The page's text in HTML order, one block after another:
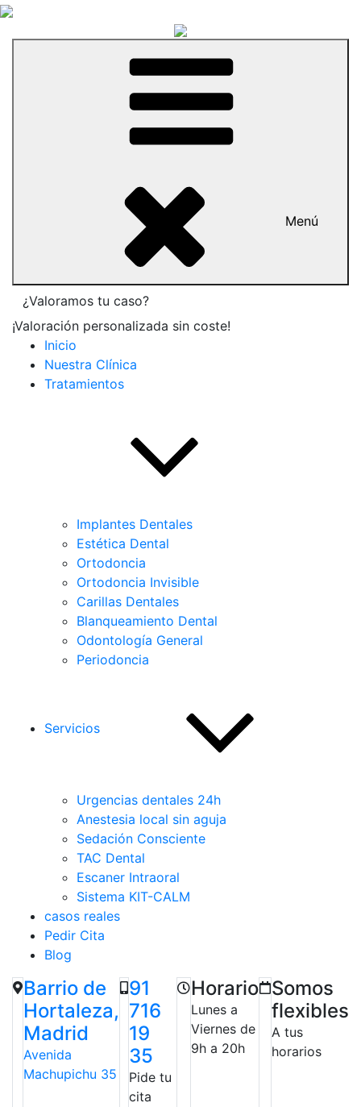
Menú
¿Valoramos tu caso?
¡Valoración personalizada sin coste!
Inicio
Nuestra Clínica
Tratamientos
Implantes Dentales
Estética Dental
Ortodoncia
Ortodoncia Invisible
Carillas Dentales
Blanqueamiento Dental
Odontología General
Periodoncia
Servicios
Urgencias dentales 24h
Anestesia local sin aguja
Sedación Consciente
TAC Dental
Escaner Intraoral
Sistema KIT-CALM
casos reales
Pedir Cita
Blog
Barrio de
Hortaleza,
Madrid
Avenida
Machupichu 35
91
716
19
35
Pide tu
cita
Horario
Lunes a
Viernes de
9h a 20h
Somos
flexibles
A tus
horarios